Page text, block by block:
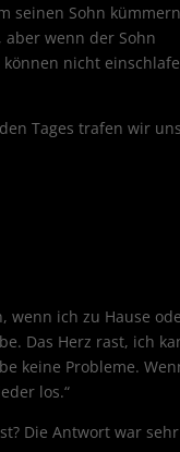
seinen Sohn kümmern
wenn der Sohn
nicht
Tages trafen wir uns
wenn ich zu Hause
Das Herz rast, ich
keine Probleme.
los.“
Die Antwort war sehr